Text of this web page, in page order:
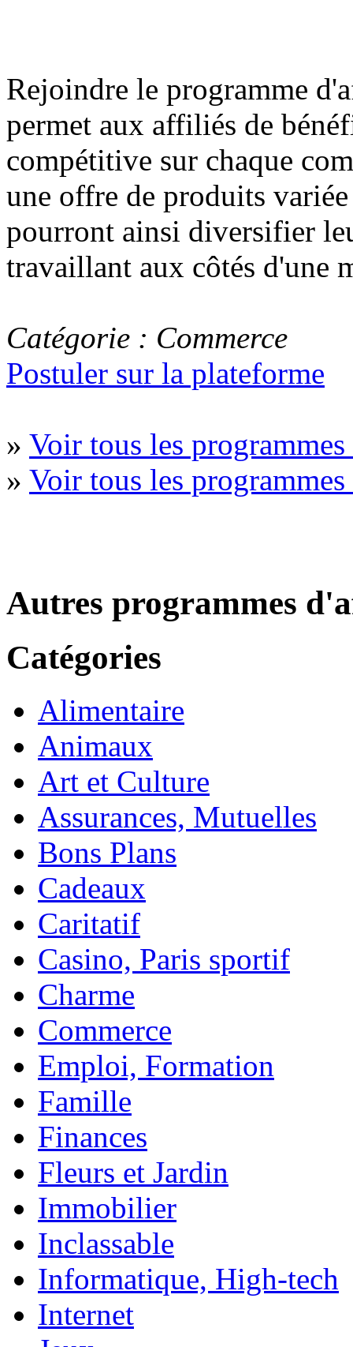
Rejoindre le programme
permet aux affiliés de
compétitive sur chaque
une offre de produits
pourront ainsi diversifier
travaillant aux côtés d'une
Catégorie : Commerce
Postuler sur la plateforme
» Voir tous les
» Voir tous les
Autres programmes
Catégories
Alimentaire
Animaux
Art et Culture
Assurances, Mutuelles
Bons Plans
Cadeaux
Caritatif
Casino, Paris sportif
Charme
Commerce
Emploi, Formation
Famille
Finances
Fleurs et Jardin
Immobilier
Inclassable
Informatique, High-tech
Internet